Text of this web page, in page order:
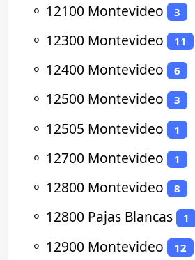
⚬ 12100 Montevideo 3
⚬ 12300 Montevideo 11
⚬ 12400 Montevideo 6
⚬ 12500 Montevideo 3
⚬ 12505 Montevideo 1
⚬ 12700 Montevideo 1
⚬ 12800 Montevideo 8
⚬ 12800 Pajas Blancas 1
⚬ 12900 Montevideo 12